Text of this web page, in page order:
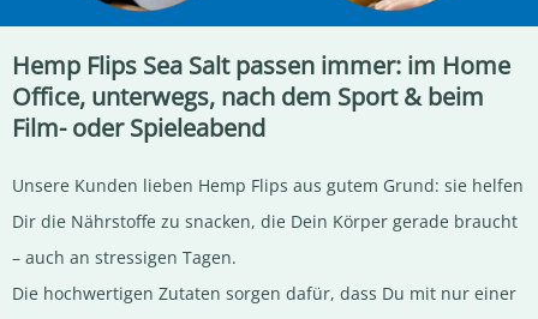
Hemp Flips Sea Salt passen immer: im Home
Office, unterwegs, nach dem Sport & beim
Film- oder Spieleabend
Unsere Kunden lieben Hemp Flips aus gutem Grund: sie helfen
Dir die Nährstoffe zu snacken, die Dein Körper gerade braucht
– auch an stressigen Tagen.
Die hochwertigen Zutaten sorgen dafür, dass Du mit nur einer